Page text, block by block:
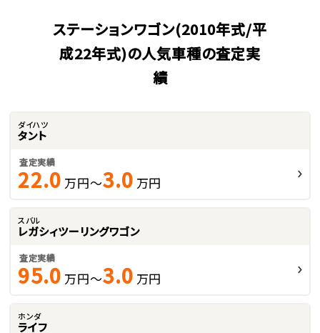
ステーションワゴン(2010年式/平
成22年式)の人気車種の査定実
績
ダイハツ
タント
査定実績
22.0 万円～3.0 万円
スバル
レガシィツーリングワゴン
査定実績
95.0 万円～3.0 万円
ホンダ
ライフ